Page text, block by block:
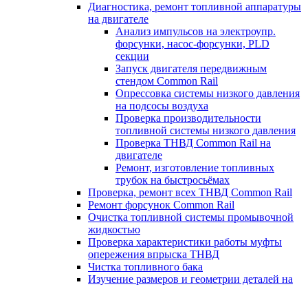
Диагностика, ремонт топливной аппаратуры
на двигателе
Анализ импульсов на электроупр.
форсунки, насос-форсунки, PLD
секции
Запуск двигателя передвижным
стендом Common Rail
Опрессовка системы низкого давления
на подсосы воздуха
Проверка производительности
топливной системы низкого давления
​Проверка ТНВД Common Rail на
двигателе
Ремонт, изготовление топливных
трубок на быстросьёмах
Проверка, ремонт всех ТНВД Common Rail
Ремонт форсунок Common Rail
Очистка топливной системы промывочной
жидкостью
Проверка характеристики работы муфты
опережения впрыска ТНВД
Чистка топливного бака
Изучение размеров и геометрии деталей на